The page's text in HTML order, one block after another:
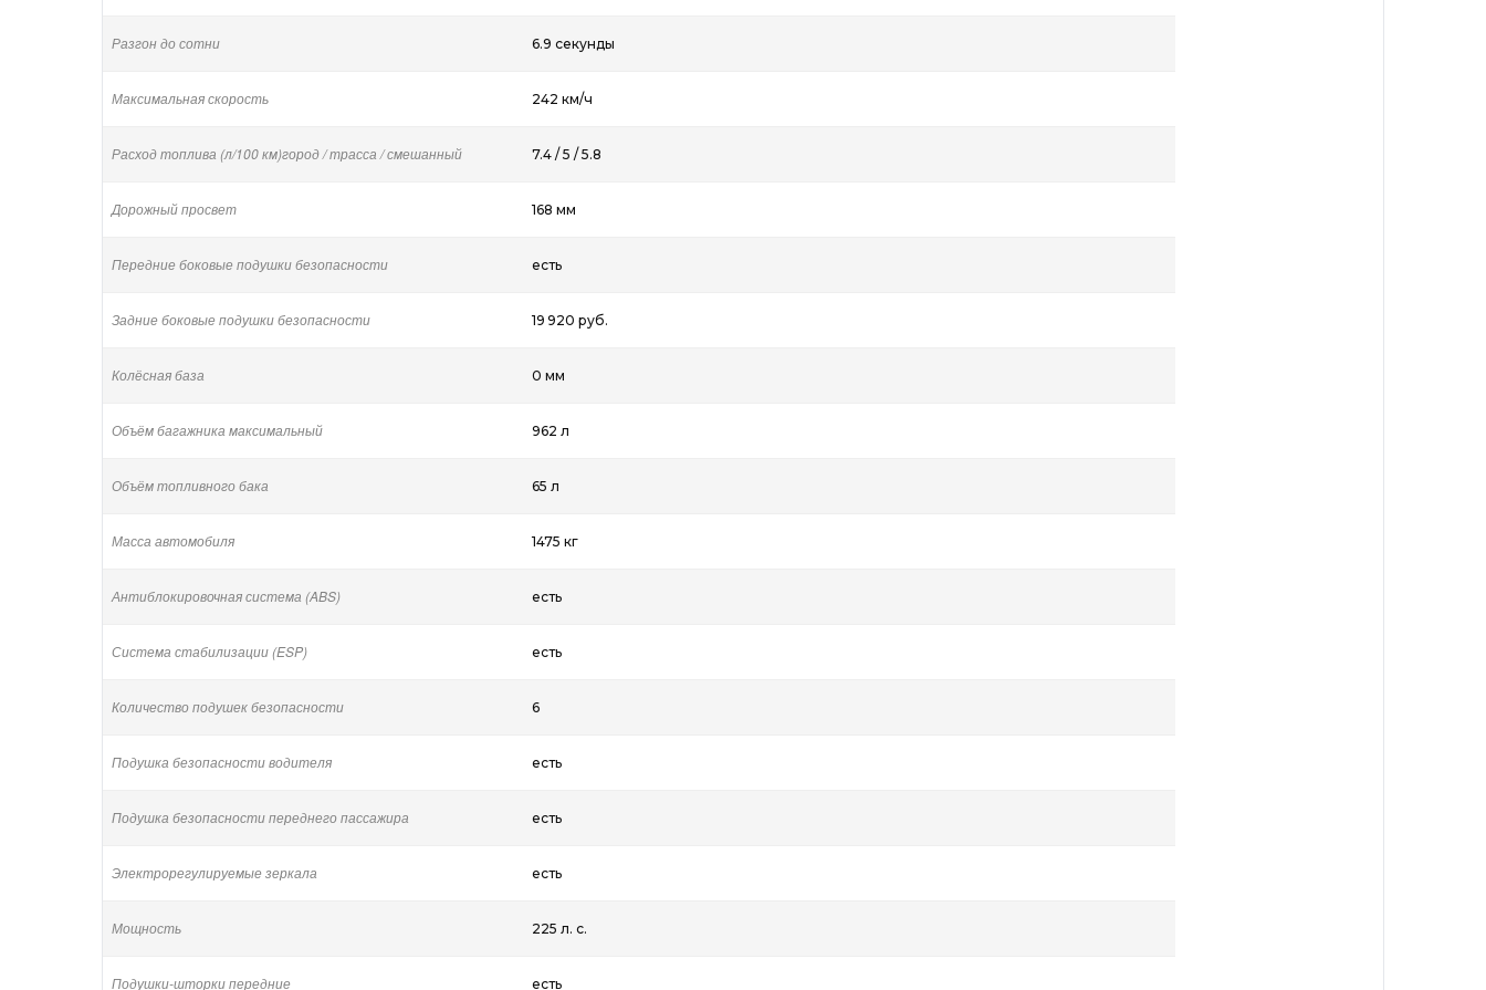
Разгон до сотни 6.9 секунды
Максимальная скорость 242 км/ч
Расход топлива (л/100 км)город / трасса / смешанный 7.4 / 5 / 5.8
Дорожный просвет 168 мм
Передние боковые подушки безопасности есть
Задние боковые подушки безопасности 19 920 руб.
Колёсная база 0 мм
Объём багажника максимальный 962 л
Объём топливного бака 65 л
Масса автомобиля 1475 кг
Антиблокировочная система (ABS) есть
Система стабилизации (ESP) есть
Количество подушек безопасности 6
Подушка безопасности водителя есть
Подушка безопасности переднего пассажира есть
Электрорегулируемые зеркала есть
Мощность 225 л. с.
Подушки-шторки передние есть